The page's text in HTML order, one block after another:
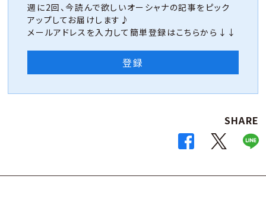
週に2回、今読んで欲しいオーシャナの記事をピック
アップしてお届けします♪
メールアドレスを入力して簡単登録はこちらから↓↓
登録
SHARE